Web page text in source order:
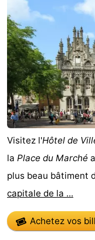
Renesse
-
Brouwershaven
-
Bruinisse
-
Zierikzee
-
Nature
Oosterschelde
-
Burgh
Haamstede
-
Nature
Kop
van
Walcheren
-
Veere
-
Visitez l'Hôtel de
la Place du Marché
plus beau bâtiment
capitale de la ...
Achetez vos